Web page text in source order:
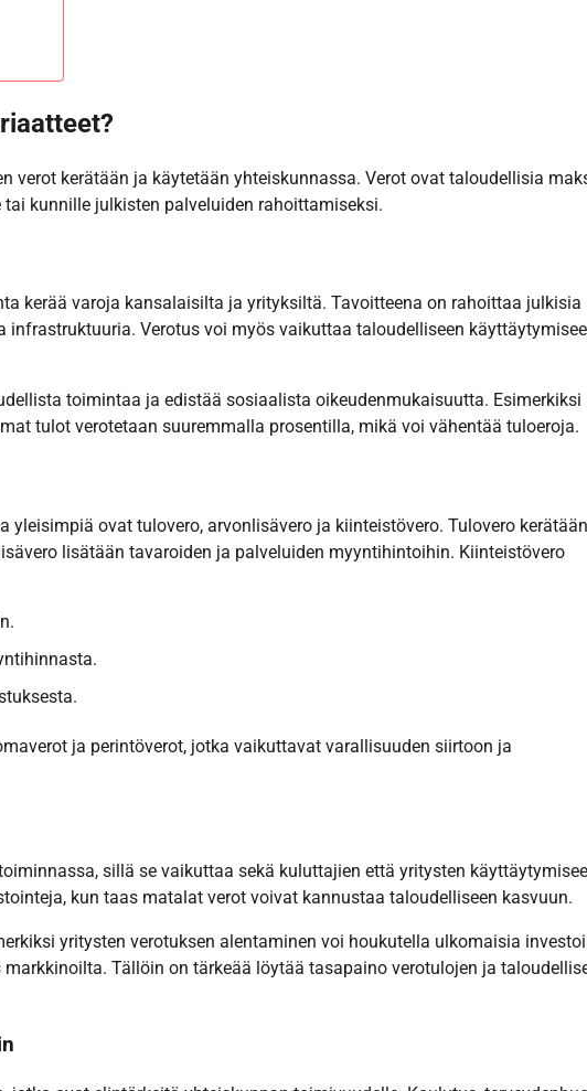
verot kerätään ja käytetään yhteiskunnassa. Verot ovat taloudellisia
kunnille julkisten palveluiden rahoittamiseksi.
kerää varoja kansalaisilta ja yrityksiltä. Tavoitteena on rahoittaa julkisia
infrastruktuuria. Verotus voi myös vaikuttaa taloudelliseen
toimintaa ja edistää sosiaalista oikeudenmukaisuutta. Esimerkiksi
tulot verotetaan suuremmalla prosentilla, mikä voi vähentää tuloeroja.
yleisimpiä ovat tulovero, arvonlisävero ja kiinteistövero. Tulovero kerätään
lisätään tavaroiden ja palveluiden myyntihintoihin. Kiinteistövero
ja perintöverot, jotka vaikuttavat varallisuuden siirtoon ja
sillä se vaikuttaa sekä kuluttajien että yritysten
kun taas matalat verot voivat kannustaa taloudelliseen kasvuun.
yritysten verotuksen alentaminen voi houkutella ulkomaisia
Tällöin on tärkeää löytää tasapaino verotulojen ja